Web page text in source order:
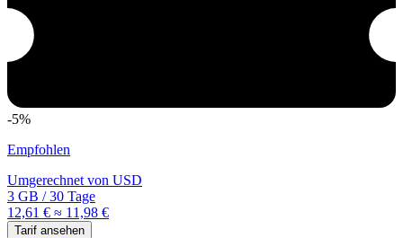
-5%
Empfohlen
Umgerechnet von USD
3 GB /30 Tage
12,61 € ≈ 11,98 €
Tarif ansehen